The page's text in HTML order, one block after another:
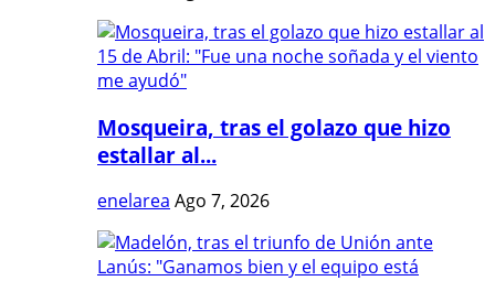
Mosqueira, tras el golazo que hizo
estallar al...
enelarea Ago 7, 2026